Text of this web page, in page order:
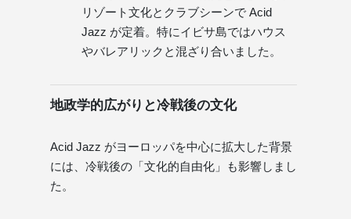
リゾート文化とクラブシーンで Acid
Jazz が定着。特にイビサ島ではハウス
やバレアリックと混ざり合いました。
地政学的広がりと冷戦後の文化
Acid Jazz がヨーロッパを中心に拡大した背景
には、冷戦後の「文化的自由化」も影響しまし
た。